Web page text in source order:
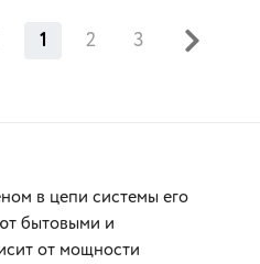
1 2 3
в цепи системы его
бытовыми и
от мощности